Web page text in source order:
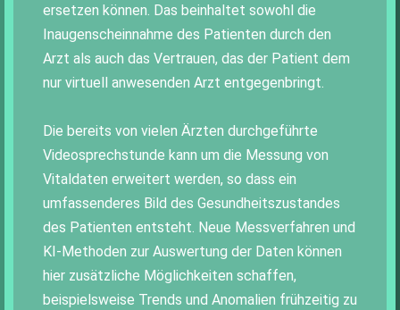
ersetzen können. Das beinhaltet sowohl die
Inaugenscheinnahme des Patienten durch den
Arzt als auch das Vertrauen, das der Patient dem
nur virtuell anwesenden Arzt entgegenbringt.
Die bereits von vielen Ärzten durchgeführte
Videosprechstunde kann um die Messung von
Vitaldaten erweitert werden, so dass ein
umfassenderes Bild des Gesundheitszustandes
des Patienten entsteht. Neue Messverfahren und
KI-Methoden zur Auswertung der Daten können
hier zusätzliche Möglichkeiten schaffen,
beispielsweise Trends und Anomalien frühzeitig zu